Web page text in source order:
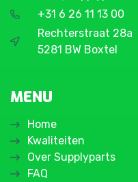
+31 6 26 11 13 00
Rechterstraat 28a
5281 BW Boxtel
MENU
Home
Kwaliteiten
Over Supplyparts
FAQ